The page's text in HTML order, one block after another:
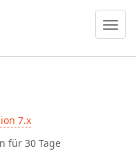
Menü
ein
oder
7.x
für 30 Tage